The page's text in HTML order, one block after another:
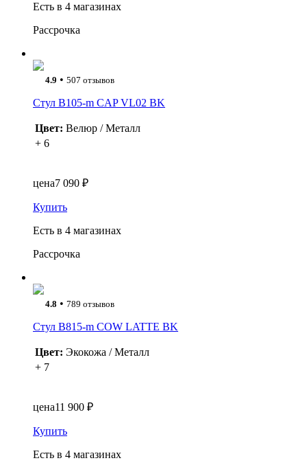
Есть в 4 магазинах
Рассрочка
4.9 • 507 отзывов
Стул B105-m CAP VL02 BK
Цвет: Велюр / Металл
+ 6
цена7 090 ₽
Купить
Есть в 4 магазинах
Рассрочка
4.8 • 789 отзывов
Стул B815-m COW LATTE BK
Цвет: Экокожа / Металл
+ 7
цена11 900 ₽
Купить
Есть в 4 магазинах